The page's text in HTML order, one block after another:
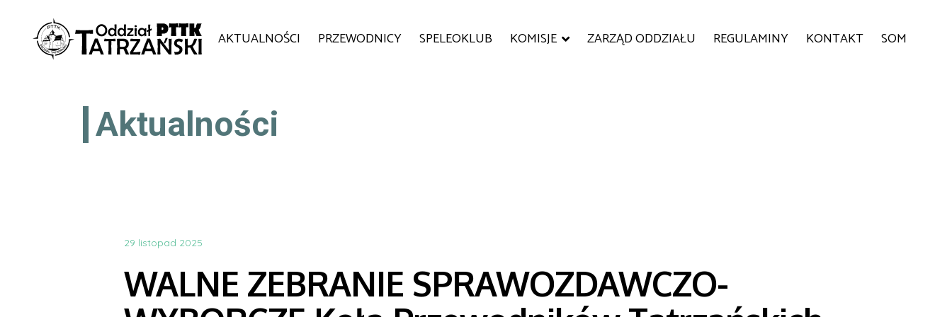
AKTUALNOŚCI PRZEWODNICY SPELEOKLUB KOMISJE ZARZĄD ODDZIAŁU REGULAMINY KONTAKT SOM
Aktualności
29 listopad 2025
WALNE ZEBRANIE SPRAWOZDAWCZO-